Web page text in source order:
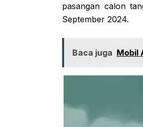
pasangan calon
September 2024.
Baca juga Mobil